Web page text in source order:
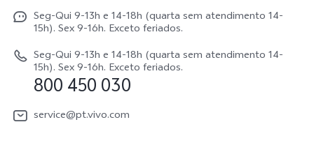
V70
V70 FE
Watch GT 2
Atualização do sistema
Manual do utilizador
Atualizar registo
Política de garantia
Carreiras ao vivo
Avisos legais
Sobre nós
Sustentabilidade
Seg-Qui 9-13h e 14-18h (quarta sem atendimento 14-
15h). Sex 9-16h. Exceto feriados.
Seg-Qui 9-13h e 14-18h (quarta sem atendimento 14-
15h). Sex 9-16h. Exceto feriados.
800 450 030
service@pt.vivo.com